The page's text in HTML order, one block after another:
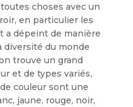
choses avec un
en particulier les
a dépeint de manière
diversité du monde
trouve un grand
et de types variés,
couleur sont une
jaune, rouge, noir,